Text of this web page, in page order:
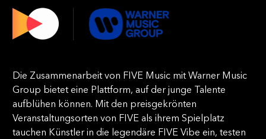
Die Zusammenarbeit von FIVE Music mit Warner Music
Group bietet eine Plattform, auf der junge Talente
aufblühen können. Mit den preisgekrönten
Veranstaltungsorten von FIVE als ihrem Spielplatz
tauchen Künstler in die legendäre FIVE Vibe ein, testen